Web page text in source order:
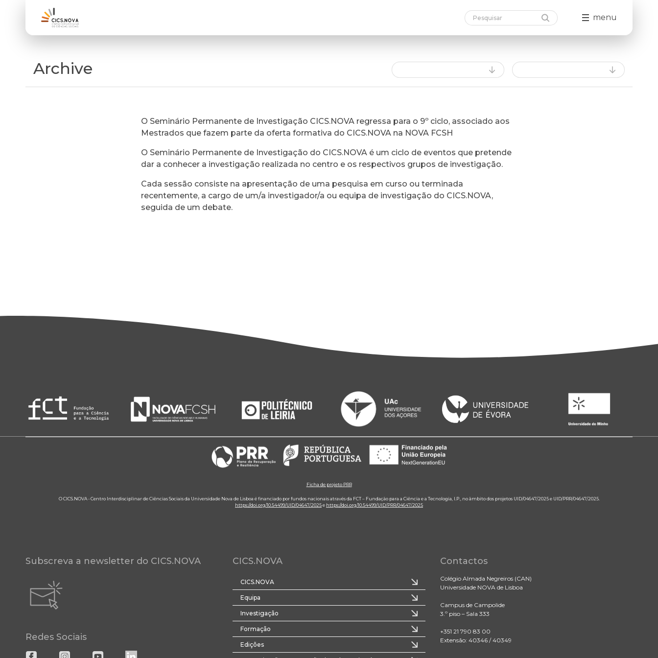
menu
Archive
O Seminário Permanente de Investigação CICS.NOVA regressa para o 9º ciclo, associado aos
Mestrados que fazem parte da oferta formativa do CICS.NOVA na NOVA FCSH
O Seminário Permanente de Investigação do CICS.NOVA é um ciclo de eventos que pretende
dar a conhecer a investigação realizada no centro e os respectivos grupos de investigação.
Cada sessão consiste na apresentação de uma pesquisa em curso ou terminada
recentemente, a cargo de um/a investigador/a ou equipa de investigação do CICS.NOVA,
seguida de um debate.
Ficha de projeto PRR
O CICS.NOVA - Centro Interdisciplinar de Ciências Sociais da Universidade Nova de Lisboa é financiado por fundos nacionais através da FCT – Fundação para a Ciência e a Tecnologia, I.P., no âmbito dos projetos UID/04647/2025 e UID/PRR/04647/2025.
https://doi.org/10.54499/UID/04647/2025e https://doi.org/10.54499/UID/PRR/04647/2025
Subscreva a newsletter do CICS.NOVA
Redes Sociais
CICS.NOVA
CICS.NOVA
Equipa
Investigação
Formação
Edições
Contactos
Colégio Almada Negreiros (CAN)
Universidade NOVA de Lisboa
Campus de Campolide
3.º piso – Sala 333
+351 21 790 83 00
Extensão: 40346 / 40349